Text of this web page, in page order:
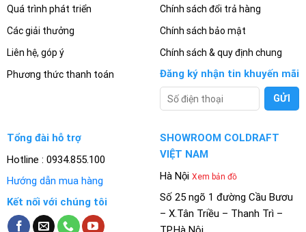
Quá trình phát triển
Các giải thưởng
Liên hệ, góp ý
Phương thức thanh toán
Chính sách đổi trả hàng
Chính sách bảo mật
Chính sách & quy định chung
Đăng ký nhận tin khuyến mãi
Tổng đài hỗ trợ
Hotline : 0934.855.100
Hướng dẫn mua hàng
Kết nối với chúng tôi
SHOWROOM COLDRAFT
VIỆT NAM
Hà Nội Xem bản đồ
Số 25 ngõ 1 đường Cầu Bươu
– X.Tân Triều – Thanh Trì –